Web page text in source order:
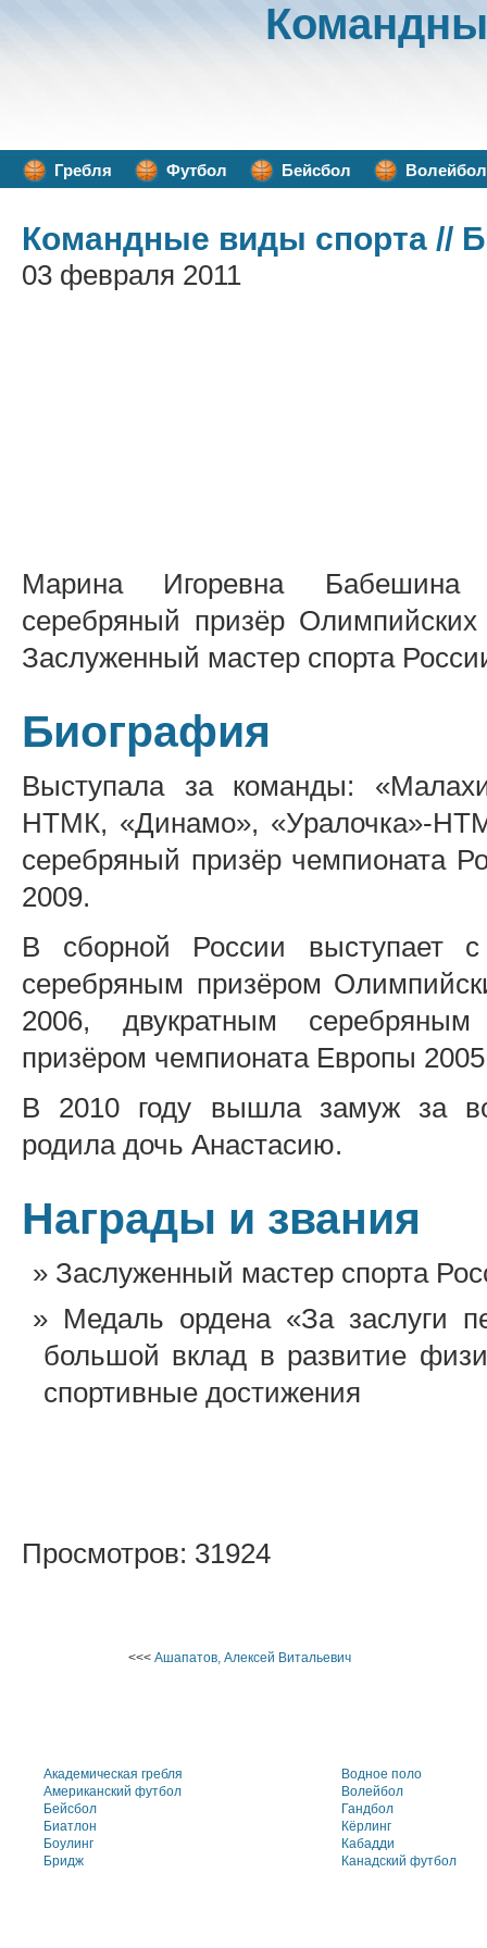
Гребля Футбол Бейсбол Волейбол
Командные виды спорта //
03 февраля 2011
Марина Игоревна Бабешина
серебряный призёр
Заслуженный мастер спорта
Биография
Выступала за команды:
НТМК, «Динамо», «Уралочка»-
серебряный призёр чемпионата
2009.
В сборной России выступает
серебряным призёром
2006, двукратным
призёром чемпионата Европы
В 2010 году вышла замуж за
родила дочь Анастасию.
Награды и звания
Заслуженный мастер спорта
Медаль ордена «За заслуги
большой вклад в развитие
спортивные достижения
Просмотров: 31924
<<< Ашапатов, Алексей Витальевич
Академическая гребля
Американский футбол
Бейсбол
Биатлон
Боулинг
Бридж
Водное поло
Волейбол
Гандбол
Кёрлинг
Кабадди
Канадский футбол